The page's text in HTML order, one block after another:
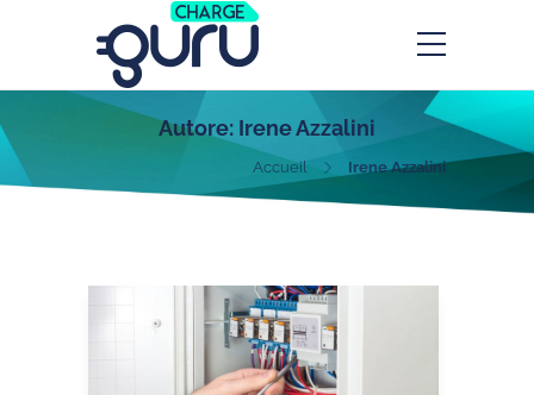
Autore: Irene Azzalini
Accueil Irene Azzalini